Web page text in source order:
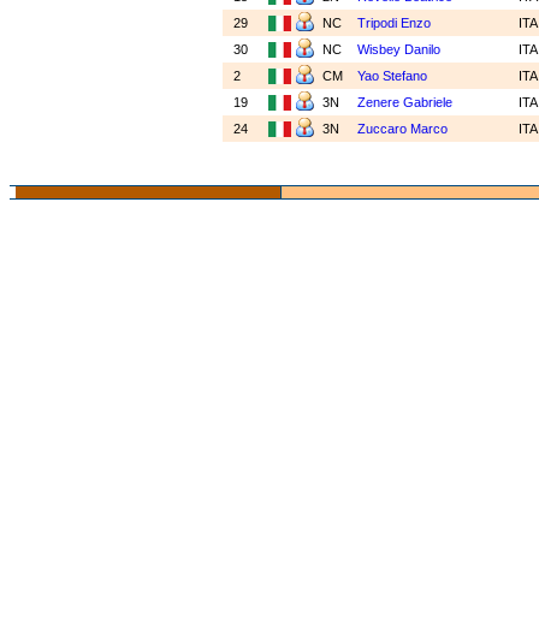
29
NC Tripodi Enzo
30
NC Wisbey Danilo
2
CM Yao Stefano
19
3N Zenere Gabriele
24
3N Zuccaro Marco